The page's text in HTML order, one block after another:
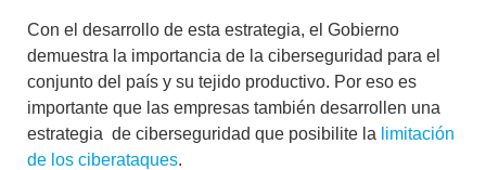
Con el desarrollo de esta estrategia, el Gobierno
demuestra la importancia de la ciberseguridad para el
conjunto del país y su tejido productivo. Por eso es
importante que las empresas también desarrollen una
estrategia de ciberseguridad que posibilite la limitación
de los ciberataques.